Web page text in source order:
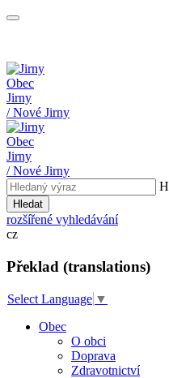
Obec
Jirny
/ Nové Jirny
Obec
Jirny
/ Nové Jirny
Hledat
rozšířené vyhledávání
cz
Překlad (translations)
Select Language ▼
Obec
O obci
Doprava
Zdravotnictví